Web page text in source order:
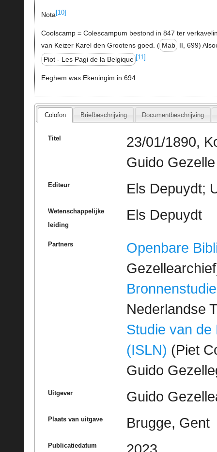
Nota [10]
Coolscamp = Colescampum bestond in 847 ter
van Keizer Karel den Grootens goed. ( Mab II, 699)
Piot - Les Pagi de la Belgique
[11]
Eeghem was Ekeningim in 694
Colofon Briefbeschrijving Documentbeschrijving
Titel
23/01/1890,
Guido Gezelle
Editeur Els Depuydt;
Wetenschappelijke
leiding
Els Depuydt
Partners
Openbare
Bronnenstudie
Nederlandse
Studie van de
(ISLN) (Piet
Guido
Uitgever Guido
Plaats van uitgave Brugge, Gent
Publicatiedatum